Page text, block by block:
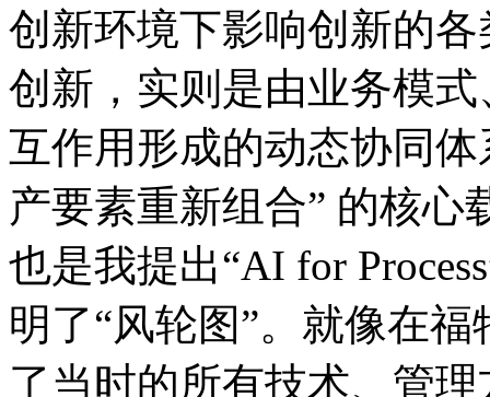
创新环境下影响创新的各
创新，实则是由业务模
互作用形成的动态协同体
产要素重新组合” 的核
也是我提出“AI for
明了“风轮图”。就像在福
了当时的所有技术、